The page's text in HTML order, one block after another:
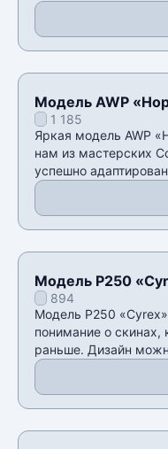
Модель AWP
1 185
Яркая модель AWP
нам из мастерских
успешно
Модель P250
894
Модель P250
понимание о скинах,
раньше. Дизайн